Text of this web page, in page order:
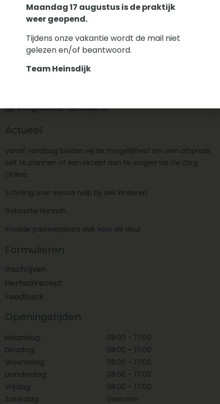
Huisarts Heinsdijk
Zijlweg 26
2013 DH
Haarlem
info@dokterheinsdijk.nl
Actueel
Vanaf vandaag bieden wij de mogelijkheid om een afspraak
zelf te plannen of een recept aan te vragen via Uw Zorg
Online.
Scholing over eerste hulp bij ziek kinderen
Geboorte Hannah
Invalide parkeerplaats vlak voor de deur
Formulieren
Inschrijven
Herhaalrecept
Feedback
Openingstijden
Maandag:
08:00 – 17:00
Dinsdag:
08:00 – 17:00
Woensdag:
08:00 – 17:00
Donderdag:
08:00 – 17:00
Vrijdag:
08:00 – 17:00
Zaterdag:
Gesloten
Maandag 17 augustus is de praktijk
weer geopend.
Tijdens onze vakantie wordt de mail niet
gelezen en/of beantwoord.
Team Heinsdijk